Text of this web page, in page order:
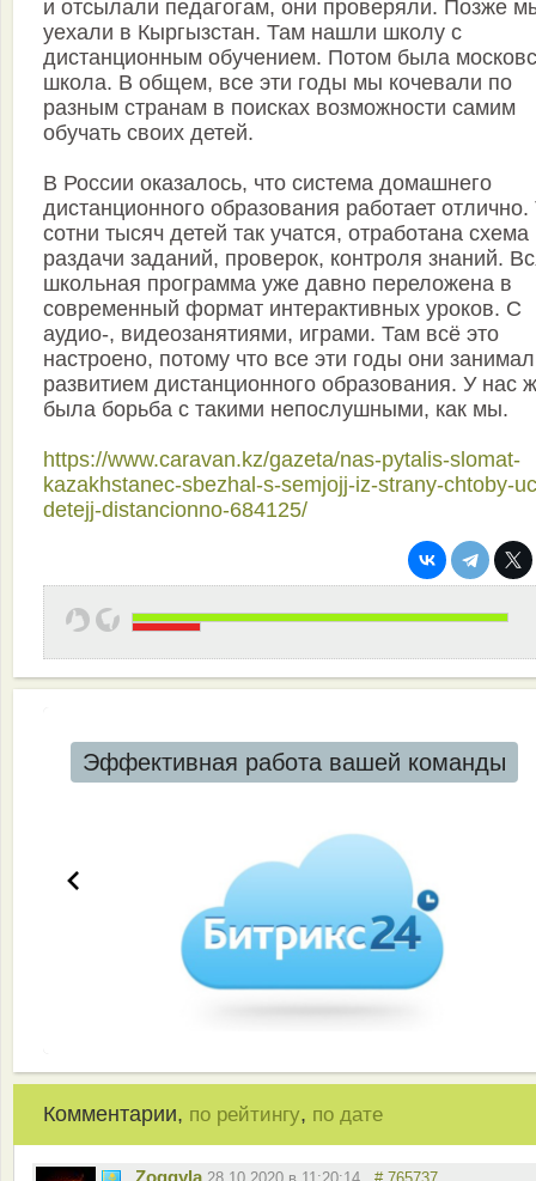
и отсылали педагогам, они проверяли. Позже
уехали в Кыргызстан. Там нашли школу с
дистанционным обучением. Потом была
школа. В общем, все эти годы мы кочевали по
разным странам в поисках возможности самим
обучать своих детей.
В России оказалось, что система домашнего
дистанционного образования работает
сотни тысяч детей так учатся, отработана схема
раздачи заданий, проверок, контроля знаний.
школьная программа уже давно переложена в
современный формат интерактивных уроков. С
аудио-, видеозанятиями, играми. Там всё это
настроено, потому что все эти годы они
развитием дистанционного образования. У нас
была борьба с такими непослушными, как мы.
https://www.caravan.kz/gazeta/nas-pytalis-slomat-
kazakhstanec-sbezhal-s-semjojj-iz-strany-chtoby-
detejj-distancionno-684125/
Эффективная работа вашей команды
Комментарии, по рейтингу, по дате
Zoggyla